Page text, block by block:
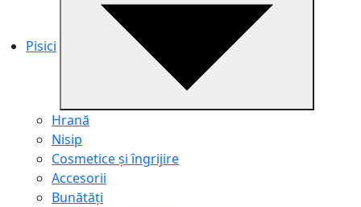
Pisici
Hrană
Nisip
Cosmetice și îngrijire
Accesorii
Bunătăți